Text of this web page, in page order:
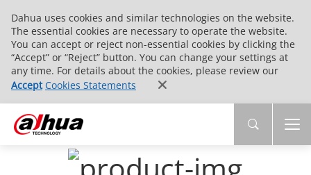
Dahua uses cookies and similar technologies on the website.
The essential cookies are necessary to operate the website.
You can accept or reject non-essential cookies by clicking the
“Accept” or “Reject” button. You can change your settings at
any time. For details about the cookies, please review our
Accept Cookies Statements